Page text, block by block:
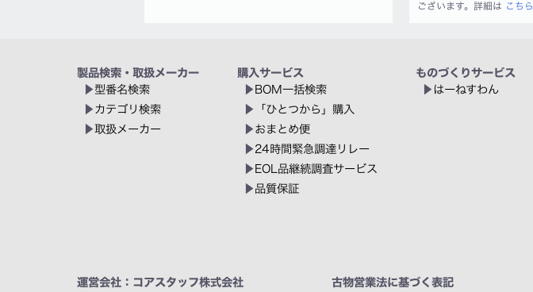
ございます。詳細は こちら
製品検索・取扱メーカー
型番名検索
カテゴリ検索
取扱メーカー
購入サービス
BOM一括検索
「ひとつから」購入
おまとめ便
24時間緊急調達リレー
EOL品継続調査サービス
品質保証
ものづくりサービス
はーねすわん
運営会社：コアスタッフ株式会社 古物営業法に基づく表記